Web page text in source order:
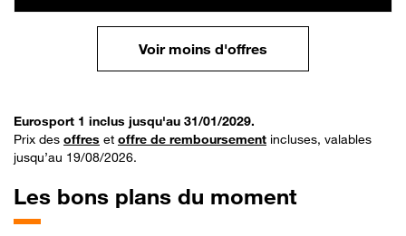
Voir moins d'offres
Eurosport 1 inclus jusqu'au 31/01/2029.
Prix des offres et offre de remboursement incluses, valables
jusqu’au 19/08/2026.
Les bons plans du moment